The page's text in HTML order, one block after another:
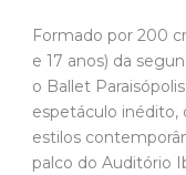
Formado por 200
e 17 anos) da
o Ballet
espetáculo inédito,
estilos
palco do Auditório